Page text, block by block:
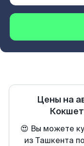
Цены на
😍 Вы можете
из Ташкента